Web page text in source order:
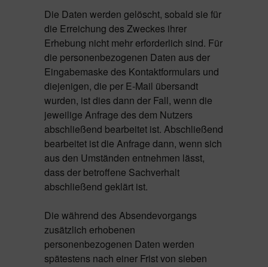
Die Daten werden gelöscht, sobald sie für
die Erreichung des Zweckes ihrer
Erhebung nicht mehr erforderlich sind. Für
die personenbezogenen Daten aus der
Eingabemaske des Kontaktformulars und
diejenigen, die per E-Mail übersandt
wurden, ist dies dann der Fall, wenn die
jeweilige Anfrage des dem Nutzers
abschließend bearbeitet ist. Abschließend
bearbeitet ist die Anfrage dann, wenn sich
aus den Umständen entnehmen lässt,
dass der betroffene Sachverhalt
abschließend geklärt ist.
Die während des Absendevorgangs
zusätzlich erhobenen
personenbezogenen Daten werden
spätestens nach einer Frist von sieben